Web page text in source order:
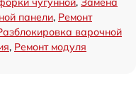
панели, Ремонт
варочной
, Ремонт модуля